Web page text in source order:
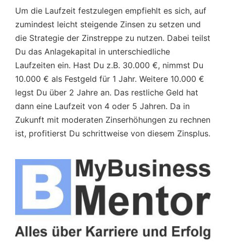
Um die Laufzeit festzulegen empfiehlt es sich, auf
zumindest leicht steigende Zinsen zu setzen und
die Strategie der Zinstreppe zu nutzen. Dabei teilst
Du das Anlagekapital in unterschiedliche
Laufzeiten ein. Hast Du z.B. 30.000 €, nimmst Du
10.000 € als Festgeld für 1 Jahr. Weitere 10.000 €
legst Du über 2 Jahre an. Das restliche Geld hat
dann eine Laufzeit von 4 oder 5 Jahren. Da in
Zukunft mit moderaten Zinserhöhungen zu rechnen
ist, profitierst Du schrittweise von diesem Zinsplus.